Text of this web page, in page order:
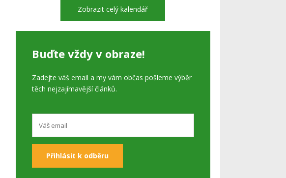
Zobrazit celý kalendář
Buďte vždy v obraze!
Zadejte váš email a my vám občas pošleme výběr
těch nejzajímavější článků.